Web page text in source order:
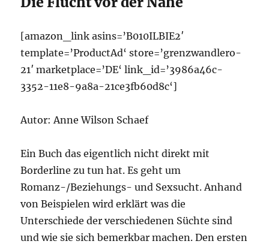
[amazon_link asins=’B010ILBIE2′
template=’ProductAd‘ store=’grenzwandlero-
21′ marketplace=’DE‘ link_id=’3986a46c-
3352-11e8-9a8a-21ce3fb60d8c‘]
Autor: Anne Wilson Schaef
Ein Buch das eigentlich nicht direkt mit
Borderline zu tun hat. Es geht um
Romanz-/Beziehungs- und Sexsucht. Anhand
von Beispielen wird erklärt was die
Unterschiede der verschiedenen Süchte sind
und wie sie sich bemerkbar machen. Den ersten